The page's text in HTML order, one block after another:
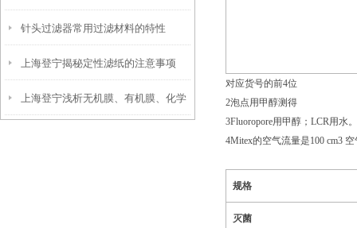
针头过滤器常用过滤材料的特性
上海登宁揭秘定性滤纸的注意事项
上海登宁浅析无机膜、有机膜、化学
对应货号的前4位
2泡点用甲醇测得
3Fluoropore用甲醇；LCR用水
4Mitex的空气流量是100 cm3
规格
灭菌